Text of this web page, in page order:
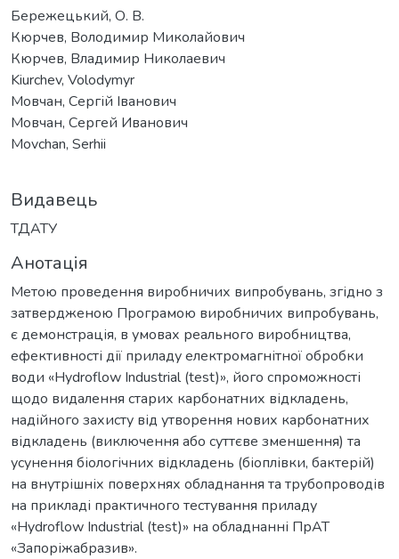
Бережецький, О. В.
Кюрчев, Володимир Миколайович
Кюрчев, Владимир Николаевич
Kiurchev, Volodymyr
Мовчан, Сергій Іванович
Мовчан, Сергей Иванович
Movchan, Serhii
Видавець
ТДАТУ
Анотація
Метою проведення виробничих випробувань, згідно з
затвердженою Програмою виробничих випробувань,
є демонстрація, в умовах реального виробництва,
ефективності дії приладу електромагнітної обробки
води «Hydroflow Industrial (test)», його спроможності
щодо видалення старих карбонатних відкладень,
надійного захисту від утворення нових карбонатних
відкладень (виключення або суттєве зменшення) та
усунення біологічних відкладень (біоплівки, бактерій)
на внутрішніх поверхнях обладнання та трубопроводів
на прикладі практичного тестування приладу
«Hydroflow Industrial (test)» на обладнанні ПрАТ
«Запоріжабразив».